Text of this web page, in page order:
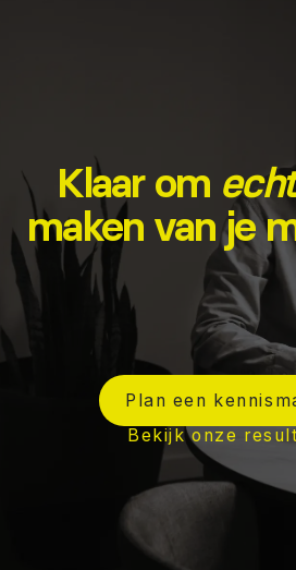
Klaar om
maken van je
Plan een
Bekijk onze